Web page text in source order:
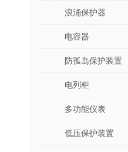
浪涌保护器
电容器
防孤岛保护装置
电列柜
多功能仪表
低压保护装置